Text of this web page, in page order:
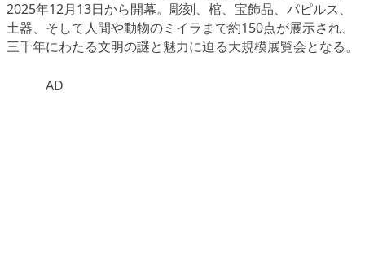
2025年12月13日から開幕。彫刻、棺、宝飾品、パピルス、
土器、そして人間や動物のミイラまで約150点が展示され、
三千年にわたる文明の謎と魅力に迫る大規模展覧会となる。
AD